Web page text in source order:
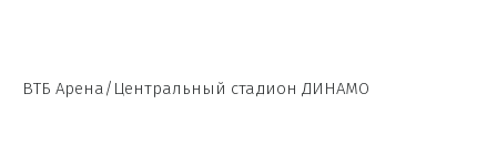
ВТБ Арена/Центральный стадион ДИНАМО